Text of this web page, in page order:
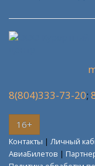
8(804)333-73-20;
16+
Контакты | Личный
АвиаБилетов |